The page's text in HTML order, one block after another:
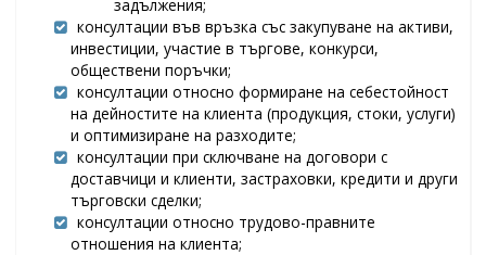
задължения;
консултации във връзка със закупуване на активи,
инвестиции, участие в търгове, конкурси,
обществени поръчки;
консултации относно формиране на себестойност
на дейностите на клиента (продукция, стоки, услуги)
и оптимизиране на разходите;
консултации при сключване на договори с
доставчици и клиенти, застраховки, кредити и други
търговски сделки;
консултации относно трудово-правните
отношения на клиента;